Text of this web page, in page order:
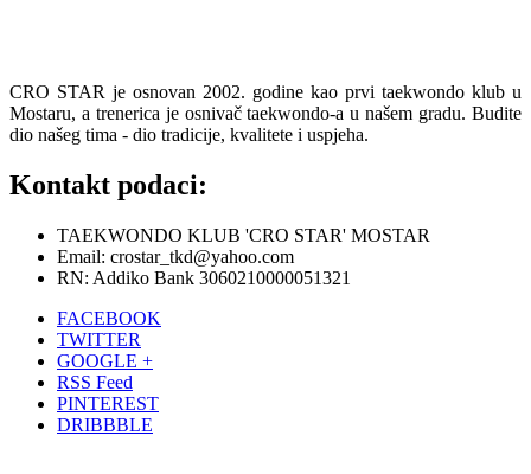
CRO STAR je osnovan 2002. godine kao prvi taekwondo klub u
Mostaru, a trenerica je osnivač taekwondo-a u našem gradu. Budite
dio našeg tima - dio tradicije, kvalitete i uspjeha.
Kontakt podaci:
TAEKWONDO KLUB 'CRO STAR' MOSTAR
Email: crostar_tkd@yahoo.com
RN: Addiko Bank 3060210000051321
FACEBOOK
TWITTER
GOOGLE +
RSS Feed
PINTEREST
DRIBBBLE